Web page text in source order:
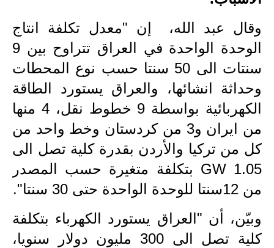
المرحلة الابتدائية
المرحلة المتوسطة
المرحلة الاعدادية
اسئلة وزارية
المرحلة الابتدائية
المرحلة المتوسطة
مرشحات
وقال عبد الله، إن "معدل تكلفة انتاج
الوحدة الواحدة في العراق تتراوح بين 9
سنتات الى 50 سنتا حسب نوع المحطات
وحداثة انشائها، والعراق يستورد الطاقة
الكهربائية بواسطة 9 خطوط نقل، 4 منها
من ايران و3 من كردستان وخط واحد من
كل من تركيا والأردن بقدرة كلية تصل الى
1.05 GW بتكلفة متغيرة حسب المصدر
من 12سنتا للوحدة الواحدة حتى 30 سنتا".
وبيّن، أن "العراق يستورد الكهرباء بتكلفة
كلية تصل الى 300 مليون دولار سنويا،